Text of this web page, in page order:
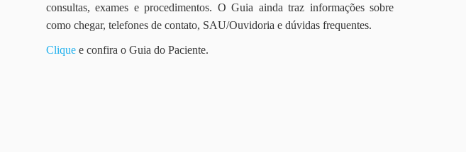
consultas, exames e procedimentos. O Guia ainda traz informações sobre
como chegar, telefones de contato, SAU/Ouvidoria e dúvidas frequentes.
Clique e confira o Guia do Paciente.